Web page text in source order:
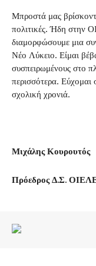
Μπροστά μας
πολιτικές. Ήδη στην
διαμορφώσουμε μια
Νέο Λύκειο. Είμαι
συσπειρωμένους στο
περισσότερα. Εύχομαι
σχολική χρονιά.
Μιχάλης Κουρουτός
Πρόεδρος Δ.Σ.